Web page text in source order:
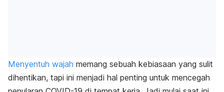
Menyentuh wajah memang sebuah kebiasaan yang sulit
dihentikan, tapi ini menjadi hal penting untuk mencegah